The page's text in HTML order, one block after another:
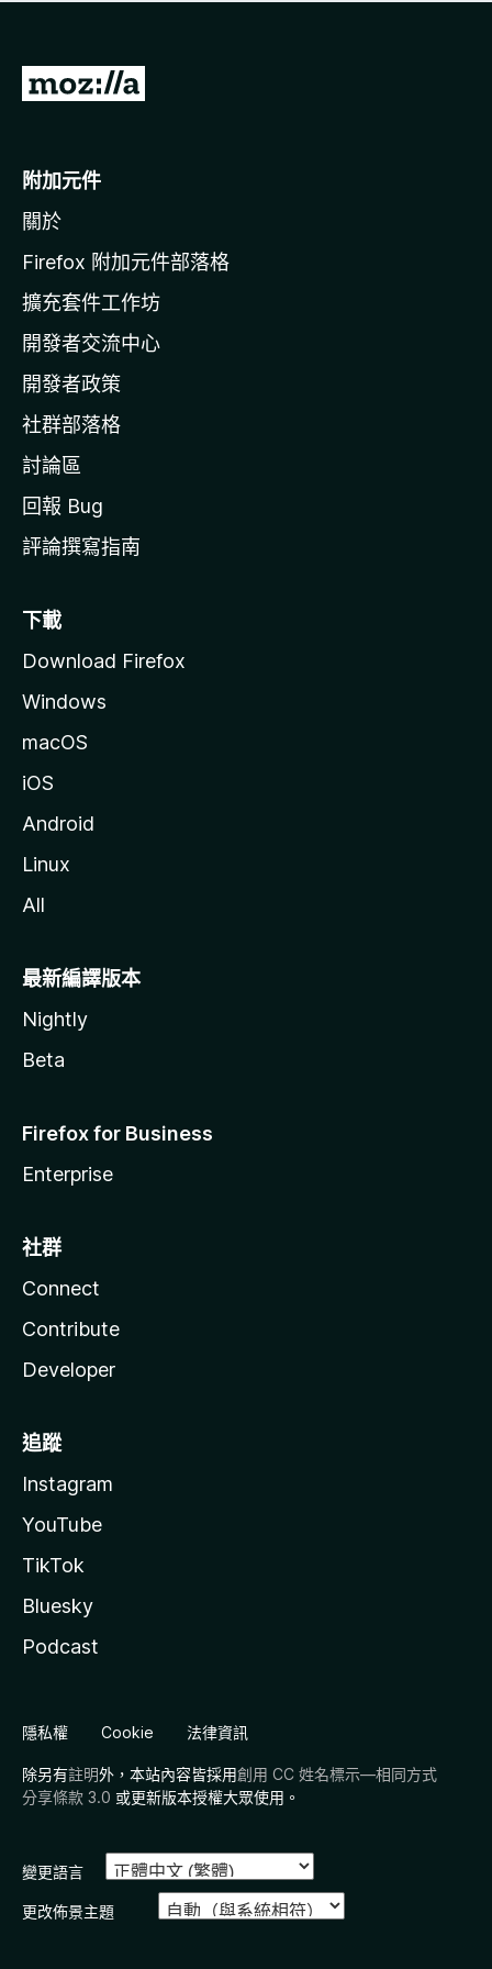
有
前
o
i
l
a
官
網
附加元件
關於
Firefox 附加元件部落格
擴充套件工作坊
開發者交流中心
開發者政策
社群部落格
討論區
回報 Bug
評論撰寫指南
下載
Download Firefox
Windows
macOS
iOS
Android
Linux
All
最新編譯版本
Nightly
Beta
Firefox for Business
Enterprise
社群
Connect
Contribute
Developer
追蹤
Instagram
YouTube
TikTok
Bluesky
Podcast
隱私權 Cookie 法律資訊
除另有註明外，本站內容皆採用創用 CC 姓名標示—相同方式
分享條款 3.0 或更新版本授權大眾使用。
變更語言
更改佈景主題